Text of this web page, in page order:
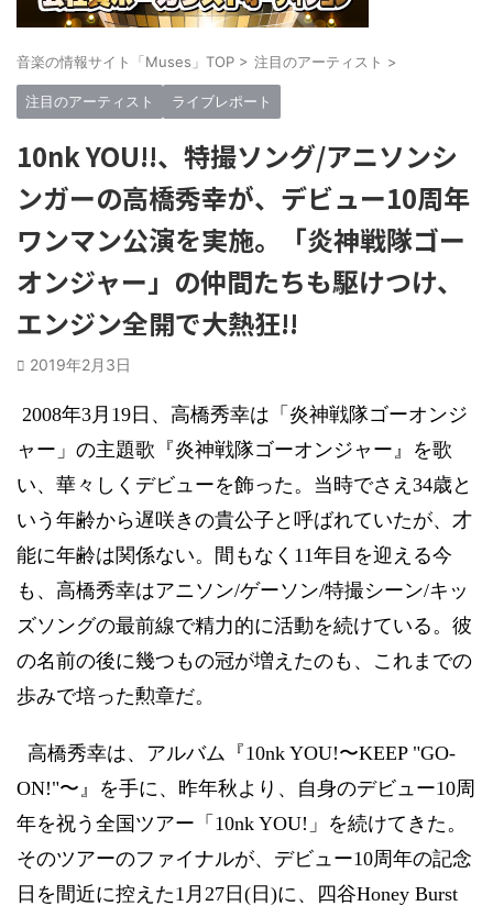
音楽の情報サイト「Muses」TOP > 注目のアーティスト >
注目のアーティスト ライブレポート
10nk YOU!!、特撮ソング/アニソンシ
ンガーの高橋秀幸が、デビュー10周年
ワンマン公演を実施。「炎神戦隊ゴー
オンジャー」の仲間たちも駆けつけ、
エンジン全開で大熱狂!!
2019年2月3日
2008年3月 19 日、高橋秀幸は「炎神戦隊ゴーオンジ
ャー」の主題歌『炎神戦隊ゴーオンジャー』を歌
い、華々しくデビューを飾った。当時でさえ 34歳と
いう年齢から遅咲きの貴公子と呼ばれていたが、才
能に年齢は関係ない。間もなく 11年目を迎える今
も、高橋秀幸はアニソン/ゲーソン/特撮シーン/キッ
ズソングの最前線で精力的に活動を続けている。彼
の名前の後に幾つもの冠が増えたのも、これまでの
歩みで培った勲章だ。
高橋秀幸は、アルバム『10nk YOU!〜KEEP "GO-
ON!"〜』を手に、昨年秋より、自身のデビュー10周
年を祝う全国ツアー「 10nk YOU! 」を続けてきた。
そのツアーのファイナルが、デビュー10周年の記念
日を間近に控えた1 月 27 日 ( 日 )に、四谷Honey Burst